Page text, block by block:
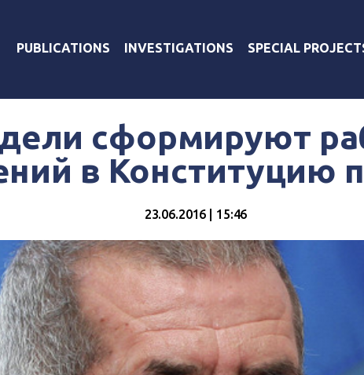
PUBLICATIONS INVESTIGATIONS SPECIAL
сформируют
в Конституцию
23.06.2016 | 15:46